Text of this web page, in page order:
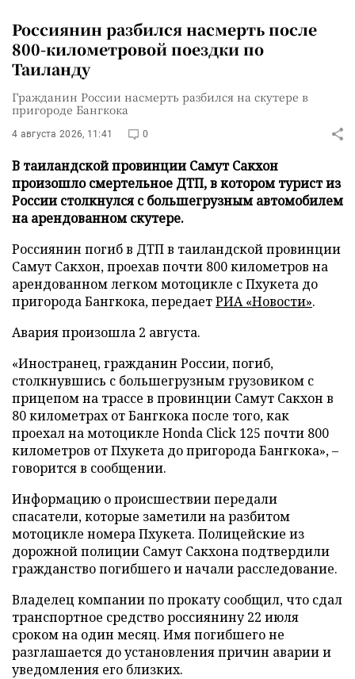
Россиянин разбился насмерть после
800-километровой поездки по
Таиланду
Гражданин России насмерть разбился на скутере в
пригороде Бангкока
4 августа 2026, 11:41 0
В таиландской провинции Самут Сакхон
произошло смертельное ДТП, в котором турист из
России столкнулся с большегрузным автомобилем
на арендованном скутере.
Россиянин погиб в ДТП в таиландской провинции
Самут Сакхон, проехав почти 800 километров на
арендованном легком мотоцикле с Пхукета до
пригорода Бангкока, передаетРИА «Новости».
Авария произошла 2 августа.
«Иностранец, гражданин России, погиб,
столкнувшись с большегрузным грузовиком с
прицепом на трассе в провинции Самут Сакхон в
80 километрах от Бангкока после того, как
проехал на мотоцикле Honda Click 125 почти 800
километров от Пхукета до пригорода Бангкока», –
говорится в сообщении.
Информацию о происшествии передали
спасатели, которые заметили на разбитом
мотоцикле номера Пхукета. Полицейские из
дорожной полиции Самут Сакхона подтвердили
гражданство погибшего и начали расследование.
Владелец компании по прокату сообщил, что сдал
транспортное средство россиянину 22 июля
сроком на один месяц. Имя погибшего не
разглашается до установления причин аварии и
уведомления его близких.